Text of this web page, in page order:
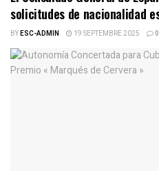
solicitudes de nacionalidad
BYESC-ADMIN 19 SEPTEMBRE 2025 0